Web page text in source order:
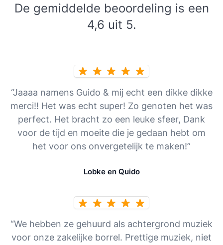
De gemiddelde beoordeling is een
4,6 uit 5.
“Jaaaa namens Guido & mij echt een dikke dikke
merci!! Het was echt super! Zo genoten het was
perfect. Het bracht zo een leuke sfeer, Dank
voor de tijd en moeite die je gedaan hebt om
het voor ons onvergetelijk te maken!”
Lobke en Quido
“We hebben ze gehuurd als achtergrond muziek
voor onze zakelijke borrel. Prettige muziek, niet